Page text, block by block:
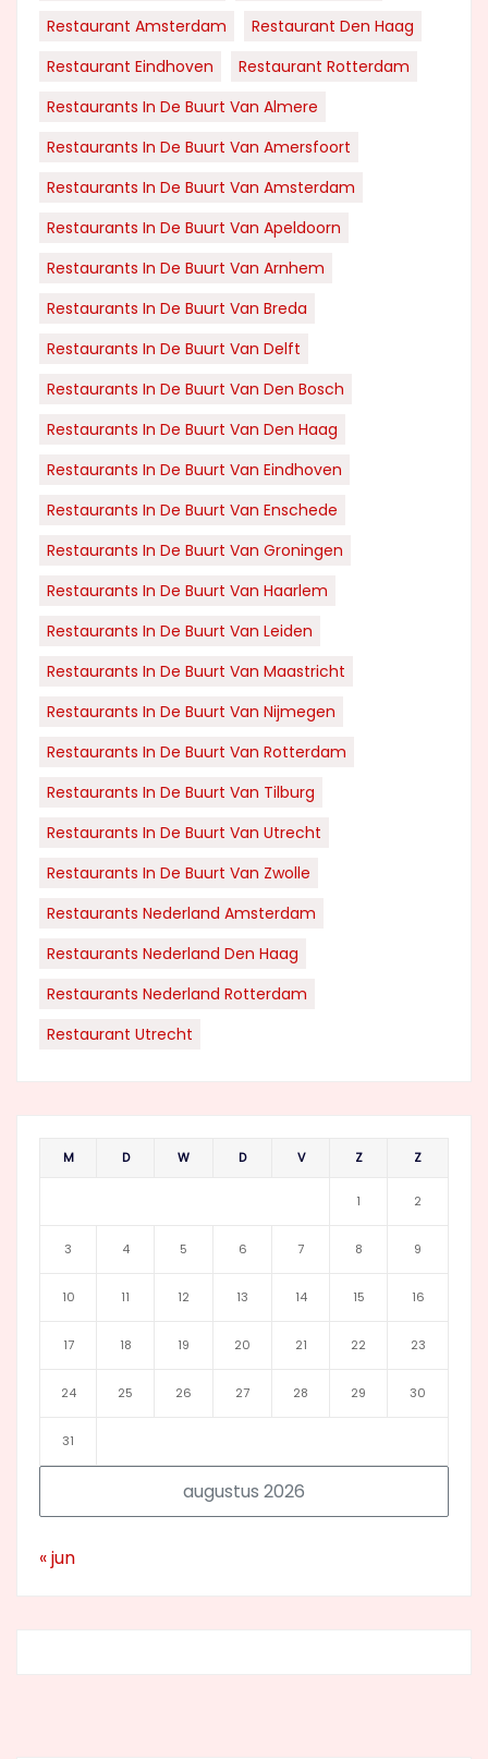
Restaurant Amsterdam
Restaurant Den Haag
Restaurant Eindhoven
Restaurant Rotterdam
Restaurants In De Buurt Van Almere
Restaurants In De Buurt Van Amersfoort
Restaurants In De Buurt Van Amsterdam
Restaurants In De Buurt Van Apeldoorn
Restaurants In De Buurt Van Arnhem
Restaurants In De Buurt Van Breda
Restaurants In De Buurt Van Delft
Restaurants In De Buurt Van Den Bosch
Restaurants In De Buurt Van Den Haag
Restaurants In De Buurt Van Eindhoven
Restaurants In De Buurt Van Enschede
Restaurants In De Buurt Van Groningen
Restaurants In De Buurt Van Haarlem
Restaurants In De Buurt Van Leiden
Restaurants In De Buurt Van Maastricht
Restaurants In De Buurt Van Nijmegen
Restaurants In De Buurt Van Rotterdam
Restaurants In De Buurt Van Tilburg
Restaurants In De Buurt Van Utrecht
Restaurants In De Buurt Van Zwolle
Restaurants Nederland Amsterdam
Restaurants Nederland Den Haag
Restaurants Nederland Rotterdam
Restaurant Utrecht
augustus 2026
M D W D V Z Z
1 2
3 4 5 6 7 8 9
10 11 12 13 14 15 16
17 18 19 20 21 22 23
24 25 26 27 28 29 30
31
« jun